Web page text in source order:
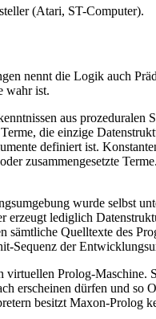
(Atari, ST-Computer).
nennt die Logik auch
wahr ist.
aus prozeduralen
die einzige
definiert ist.
zusammengesetzte
wurde selbst
lediglich
Quelltexte des
Sequenz der
Prolog-
erscheinen dürfen und
besitzt Maxon-Prolog